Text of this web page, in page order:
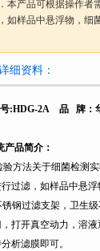
本产品可根据操作者
如样品中悬浮物，细
细资料：
:HDG-2A 品 牌：
品简介：
方法关于细菌检测
过滤，如样品中悬
钢过滤支架，卫生
打开真空动力，溶
析滤膜即可。